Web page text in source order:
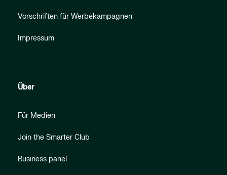
Vorschriften für Werbekampagnen
Impressum
Über
Für Medien
Join the Smarter Club
Business panel